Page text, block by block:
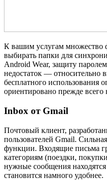
К вашим услугам множество
выбирать папки для
Android Wear, защиту
недостаток — относительно
бесплатного использования
ориентировано прежде всего
Inbox от Gmail
Почтовый клиент,
пользователей Gmail.
функции. Входящие письма
категориям (поездки,
нужные сообщения находятся
становится намного удобнее.